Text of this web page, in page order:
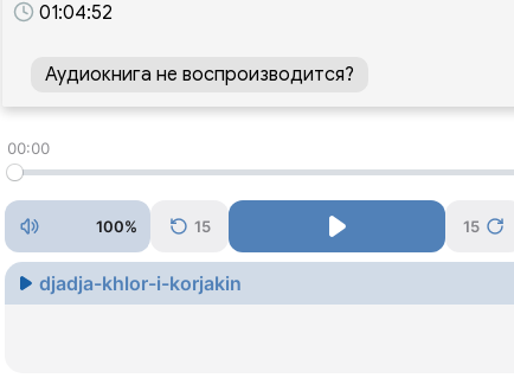
01:04:52
Аудиокнига не воспроизводится?
00:00
100% 15 15
djadja-khlor-i-korjakin